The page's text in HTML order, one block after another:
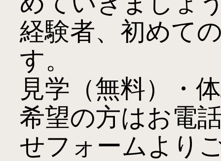
経験者、初めて
す。
見学（無料）・
希望の方はお電
せフォームより